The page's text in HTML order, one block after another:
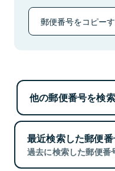
郵便番号をコピー
他の郵便番号を検
最近検索した郵便
過去に検索した郵便番